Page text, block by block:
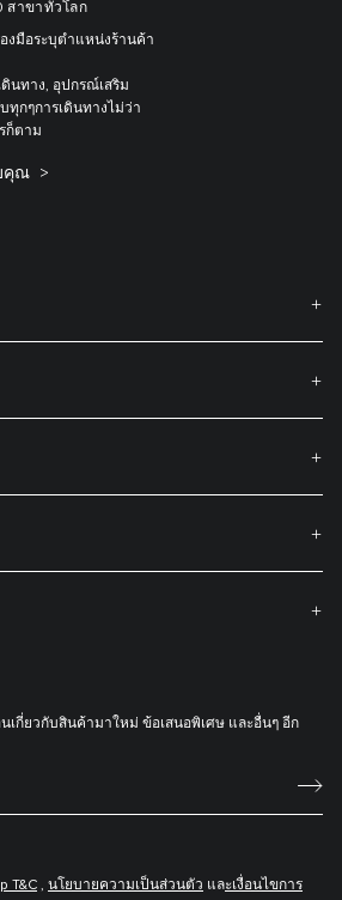
สาขาทั่วโลก
งมือระบุตำแหน่งร้านค้า
นทาง, อุปกรณ์เสริม
ทุกๆการเดินทางไม่ว่า
ก็ตาม
คุณ
นเกี่ยวกับสินค้ามาใหม่ ข้อเสนอพิเศษ และอื่นๆ อีก
T&C , นโยบายความเป็นส่วนตัว และเงื่อนไขการ